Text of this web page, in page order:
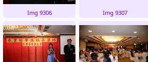
Img 9306 Img 9307